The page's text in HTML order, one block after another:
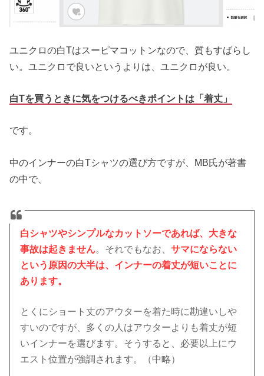
ユニクロの白Tはスーピマコットンなので、質もすばらし
い。ユニクロで良いというよりは、ユニクロが良い。
白Tを買うときに気をつけるべきポイントは「着丈」
です。
中のインナーの白Tシャツの選び方ですが、MB氏が著書
の中で、
白シャツやシンプルなカットソーであれば、大きな
事故は起きません。それでもなお、サマにならない
という原因の大半は、インナーの着丈が短いことに
あります。
とくにショート丈のアウターを着た時に勘違いしや
すいのですが、多くの人はアウターよりも着丈が短
いインナーを選びます。そうすると、必要以上にウ
エスト位置が強調されます。（中略）